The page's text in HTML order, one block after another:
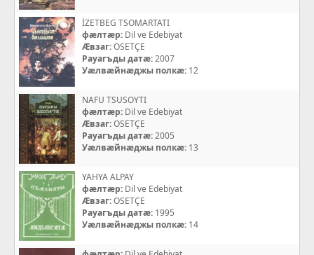
İZETBEG TSOMARTATI
фæлтæр: Dil ve Edebiyat
Æвзаг:OSETÇE
Рауагъды датæ:2007
Уæлвæйнæджы полкæ: 12
NAFU TSUSOYTI
фæлтæр: Dil ve Edebiyat
Æвзаг:OSETÇE
Рауагъды датæ:2005
Уæлвæйнæджы полкæ: 13
YAHYA ALPAY
фæлтæр: Dil ve Edebiyat
Æвзаг:OSETÇE
Рауагъды датæ: 1995
Уæлвæйнæджы полкæ: 14